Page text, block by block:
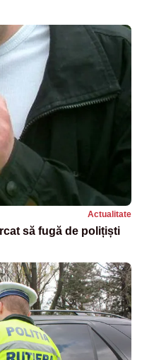
Actualitate
să fugă de polițiști